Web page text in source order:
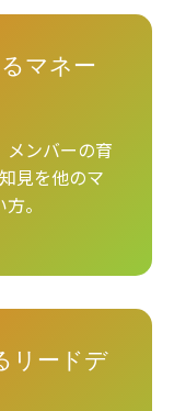
マネー
メンバーの育
見を他のマ
。
リードデ